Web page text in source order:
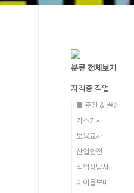
분류 전체보기
자격증 직업
■ 추천 & 꿀팁
가스기사
보육교사
산업안전
직업상담사
아이돌보미